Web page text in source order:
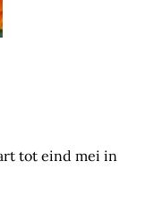
tot eind mei in